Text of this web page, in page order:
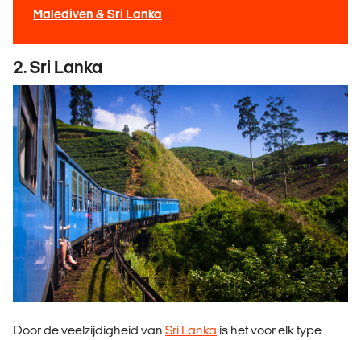
Malediven & Sri Lanka
2. Sri Lanka
Door de veelzijdigheid van Sri Lanka is het voor elk type